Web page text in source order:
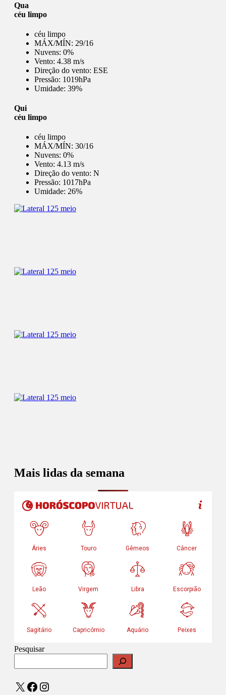
Qua
céu limpo
céu limpo
MÁX/MÍN: 29/16
Nuvens: 0%
Vento: 4.38 m/s
Direção do vento: ESE
Pressão: 1019hPa
Umidade: 39%
Qui
céu limpo
céu limpo
MÁX/MÍN: 30/16
Nuvens: 0%
Vento: 4.13 m/s
Direção do vento: N
Pressão: 1017hPa
Umidade: 26%
Mais lidas da semana
Pesquisar
X Facebook
Instagram